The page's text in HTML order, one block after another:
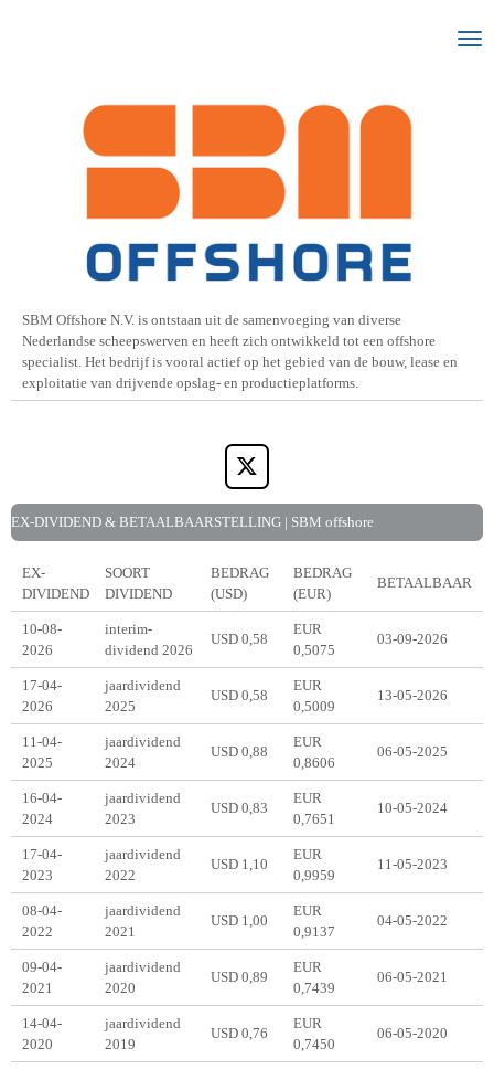
hoofdinhoud
SBM Offshore N.V. is ontstaan uit de samenvoeging van diverse
Nederlandse scheepswerven en heeft zich ontwikkeld tot een offshore
specialist. Het bedrijf is vooral actief op het gebied van de bouw, lease en
exploitatie van drijvende opslag- en productieplatforms.
X
EX-DIVIDEND & BETAALBAARSTELLING | SBM offshore
EX-
DIVIDEND
SOORT
DIVIDEND
BEDRAG
(USD)
BEDRAG
(EUR)
BETAALBAAR
10-08-
2026
interim-
dividend 2026
USD 0,58
EUR
0,5075
03-09-2026
17-04-
2026
jaardividend
2025
USD 0,58
EUR
0,5009
13-05-2026
11-04-
2025
jaardividend
2024
USD 0,88
EUR
0,8606
06-05-2025
16-04-
2024
jaardividend
2023
USD 0,83
EUR
0,7651
10-05-2024
17-04-
2023
jaardividend
2022
USD 1,10
EUR
0,9959
11-05-2023
08-04-
2022
jaardividend
2021
USD 1,00
EUR
0,9137
04-05-2022
09-04-
2021
jaardividend
2020
USD 0,89
EUR
0,7439
06-05-2021
14-04-
2020
jaardividend
2019
USD 0,76
EUR
0,7450
06-05-2020